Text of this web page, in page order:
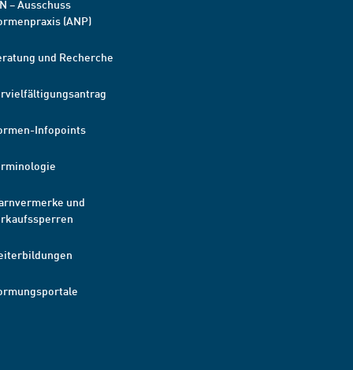
– Ausschuss
(ANP)
und Recherche
Infopoints
und